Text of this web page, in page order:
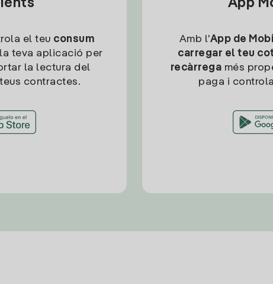
el teu consum
teva aplicació per
la lectura del
contractes.
App
Amb l'App de
carregar el teu
recàrrega més
paga i